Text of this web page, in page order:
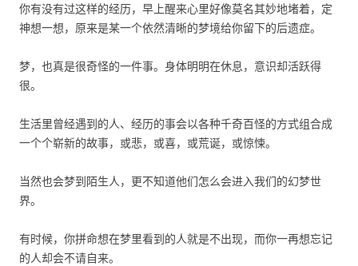
你有没有过这样的经历，早上醒来心里好像莫名其妙地堵着，定
神想一想，原来是某一个依然清晰的梦境给你留下的后遗症。
梦，也真是很奇怪的一件事。身体明明在休息，意识却活跃得
很。
生活里曾经遇到的人、经历的事会以各种千奇百怪的方式组合成
一个个崭新的故事，或悲，或喜，或荒诞，或惊悚。
当然也会梦到陌生人，更不知道他们怎么会进入我们的幻梦世
界。
有时候，你拼命想在梦里看到的人就是不出现，而你一再想忘记
的人却会不请自来。